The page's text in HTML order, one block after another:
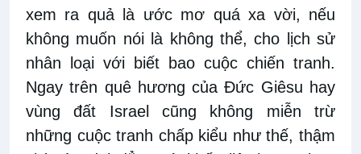
xem ra quả là ước mơ quá xa vời, nếu
không muốn nói là không thể, cho lịch sử
nhân loại với biết bao cuộc chiến tranh.
Ngay trên quê hương của Đức Giêsu hay
vùng đất Israel cũng không miễn trừ
những cuộc tranh chấp kiểu như thế, thậm